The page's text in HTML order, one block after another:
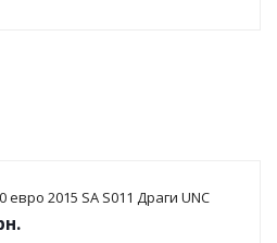
евро 2015 SА S011 Драги UNC